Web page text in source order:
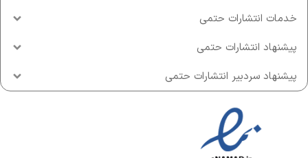
خدمات انتشارات حتمی
پیشنهاد انتشارات حتمی
پیشنهاد سردبیر انتشارات حتمی